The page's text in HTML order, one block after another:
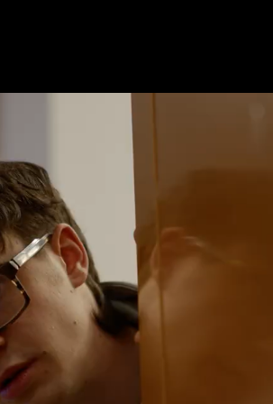
Přehrát
Sdílejte tento pořad